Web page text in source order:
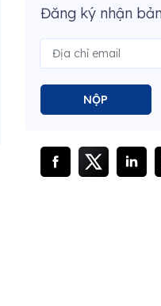
Đăng ký nhận
NỘP